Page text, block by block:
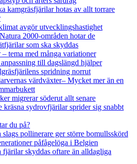
kamgräsfjärilar hotas av allt torrare
avgör utvecklingshastighet
2000-områden hotar de
som ska skyddas
tema med många variationer
till dagslängd hjälper
spridning norrut
värdväxter– Mycket mer än en
migrerar söderut allt senare
kräsna sydrovfjärilar sprider sig snabbt
du på?
slags pollinerare ger större bomullsskörd
påfågelöga i Belgien
fjärilar skyddas oftare än alldagliga